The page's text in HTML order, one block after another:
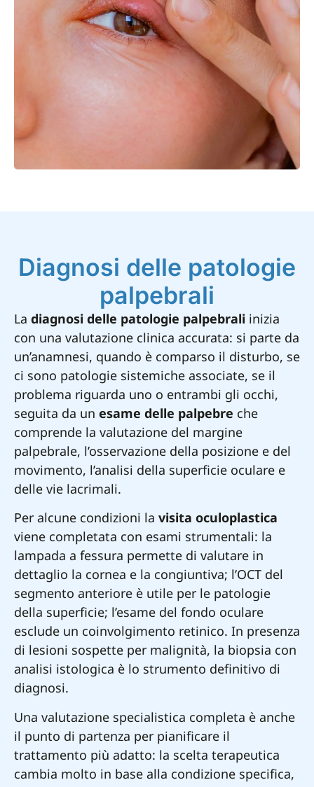
Diagnosi delle patologie
palpebrali
La diagnosi delle patologie palpebrali inizia
con una valutazione clinica accurata: si parte da
un’anamnesi, quando è comparso il disturbo, se
ci sono patologie sistemiche associate, se il
problema riguarda uno o entrambi gli occhi,
seguita da un esame delle palpebre che
comprende la valutazione del margine
palpebrale, l’osservazione della posizione e del
movimento, l’analisi della superficie oculare e
delle vie lacrimali.
Per alcune condizioni la visita oculoplastica
viene completata con esami strumentali: la
lampada a fessura permette di valutare in
dettaglio la cornea e la congiuntiva; l’OCT del
segmento anteriore è utile per le patologie
della superficie; l’esame del fondo oculare
esclude un coinvolgimento retinico. In presenza
di lesioni sospette per malignità, la biopsia con
analisi istologica è lo strumento definitivo di
diagnosi.
Una valutazione specialistica completa è anche
il punto di partenza per pianificare il
trattamento più adatto: la scelta terapeutica
cambia molto in base alla condizione specifica,